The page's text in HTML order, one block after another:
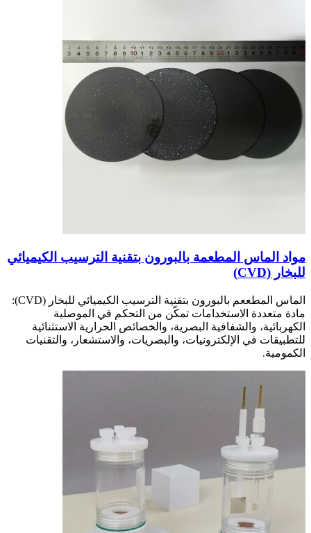
مواد الماس المطعمة بالبورون بتقنية الترسيب الكيميائي
للبخار (CVD)
الماس المطععم بالبورون بتقنية الترسيب الكيميائي للبخار (CVD):
مادة متعددة الاستخدامات تمكّن من التحكم في الموصلية
الكهربائية، والشفافية البصرية، والخصائص الحرارية الاستثنائية
للتطبيقات في الإلكترونيات، والبصريات، والاستشعار، والتقنيات
الكمومية.